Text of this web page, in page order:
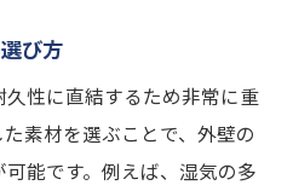
ザインの利点
もたらす安心感
び方
性に直結するため非常に重
素材を選ぶことで、外壁の
能です。例えば、湿気の多